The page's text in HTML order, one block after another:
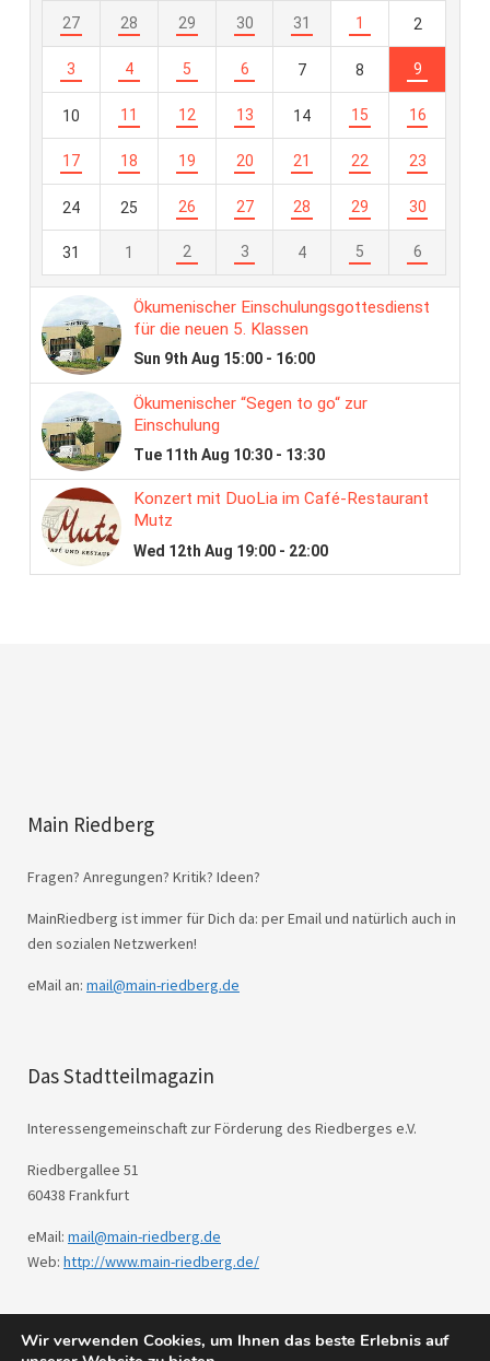
Main Riedberg
Fragen? Anregungen? Kritik? Ideen?
MainRiedberg ist immer für Dich da: per Email und natürlich auch in
den sozialen Netzwerken!
eMail an: mail@main-riedberg.de
Das Stadtteilmagazin
Interessengemeinschaft zur Förderung des Riedberges e.V.
Riedbergallee 51
60438 Frankfurt
eMail: mail@main-riedberg.de
Web: http://www.main-riedberg.de/
© 2026 Main Riedberg. Powered by WordPress
Wir verwenden Cookies, um Ihnen das beste Erlebnis auf